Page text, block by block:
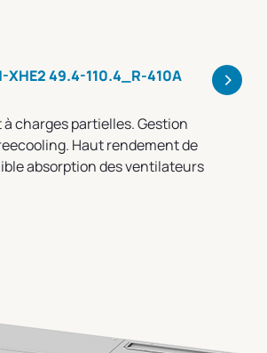
XHE2 49.4-110.4_R-410A >
charges partielles. Gestion
Haut rendement de
absorption des ventilateurs